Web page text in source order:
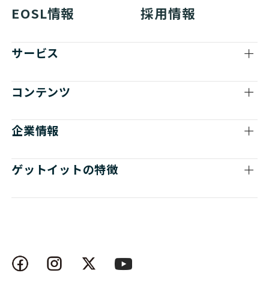
EOSL情報
採用情報
サービス
コンテンツ
企業情報
ゲットイットの特徴